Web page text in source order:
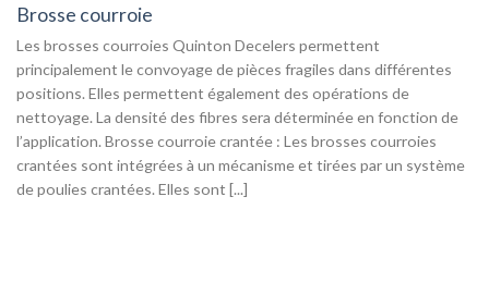
Brosse courroie
Les brosses courroies Quinton Decelers permettent
principalement le convoyage de pièces fragiles dans différentes
positions. Elles permettent également des opérations de
nettoyage. La densité des fibres sera déterminée en fonction de
l’application. Brosse courroie crantée : Les brosses courroies
crantées sont intégrées à un mécanisme et tirées par un système
de poulies crantées. Elles sont [...]